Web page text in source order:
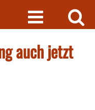
auch jetzt